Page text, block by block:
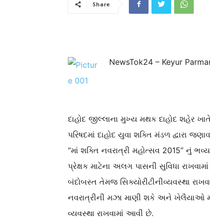
Share
NewsTok24 – Keyur
દાહોદ જીલ્લાના મુખ્ય મથક દાહોદ શહેર
પરિષદમાં દાહોદ યુવા શક્તિ મંડળ દ્વારા
“માં શક્તિ નવરાત્રી મહોત્સવ 2015”
પ્રેક્ષક માટેના અલગ પાસની સુવિધા
બંદોબસ્ત તેમજ સિક્યોરીટીનીવ્યવસ્થા
નવરાત્રીની મઝા માણી શકે અને ખેલૈયાઓ
વ્યવસ્થા રાખવામાં આવી છે.